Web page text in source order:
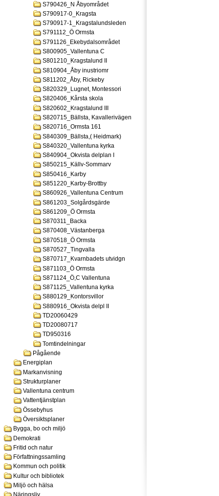
S790426_N Åbyområdet
S790917-0_Kragsta
S790917-1_Kragstalundsleden
S791112_Ö Ormsta
S791126_Ekebydalsområdet
S800905_Vallentuna C
S801210_Kragstalund II
S810904_Åby inustriomr
S811202_Åby, Rickeby
S820329_Lugnet, Montessori
S820406_Kårsta skola
S820602_Kragstalund III
S820715_Bällsta, Kavallerivägen
S820716_Ormsta 161
S840309_Bällsta,( Heidmark)
S840320_Vallentuna kyrka
S840904_Okvista delplan I
S850215_Källv-Sommarv
S850416_Karby
S851220_Karby-Brottby
S860926_Vallentuna Centrum
S861203_Solgårdsgärde
S861209_Ö Ormsta
S870311_Backa
S870408_Västanberga
S870518_Ö Ormsta
S870527_Tingvalla
S870717_Kvarnbadets utvidgn
S871103_Ö Ormsta
S871124_Ö,C Vallentuna
S871125_Vallentuna kyrka
S880129_Kontorsvillor
S880916_Okvista delpl II
TD20060429
TD20080717
TD950316
Tomtindelningar
Pågående
Energiplan
Markanvisning
Strukturplaner
Vallentuna centrum
Vattentjänstplan
Össebyhus
Översiktsplaner
Bygga, bo och miljö
Demokrati
Fritid och natur
Författningssamling
Kommun och politik
Kultur och bibliotek
Miljö och hälsa